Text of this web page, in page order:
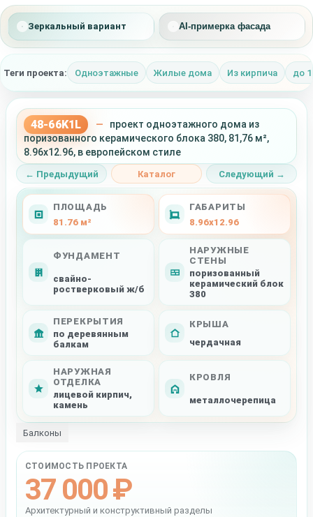
Зеркальный вариант AI-примерка фасада
Теги проекта: Одноэтажные Жилые дома Из кирпича до
48-66K1L —
проект одноэтажного дома из
поризованного керамического блока 380, 81,76 м²,
8.96x12.96, в европейском стиле
← Предыдущий Каталог Следующий →
ПЛОЩАДЬ
81.76 м²
ГАБАРИТЫ
8.96x12.96
ФУНДАМЕНТ
свайно-
ростверковый ж/б
НАРУЖНЫЕ
СТЕНЫ
поризованный
керамический блок
380
ПЕРЕКРЫТИЯ
по деревянным
балкам
КРЫША
чердачная
НАРУЖНАЯ
ОТДЕЛКА
лицевой кирпич,
камень
КРОВЛЯ
металлочерепица
Балконы
СТОИМОСТЬ ПРОЕКТА
37 000 ₽
Архитектурный и конструктивный разделы